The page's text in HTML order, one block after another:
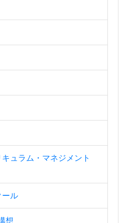
キュラム・マネジメント
ール
想